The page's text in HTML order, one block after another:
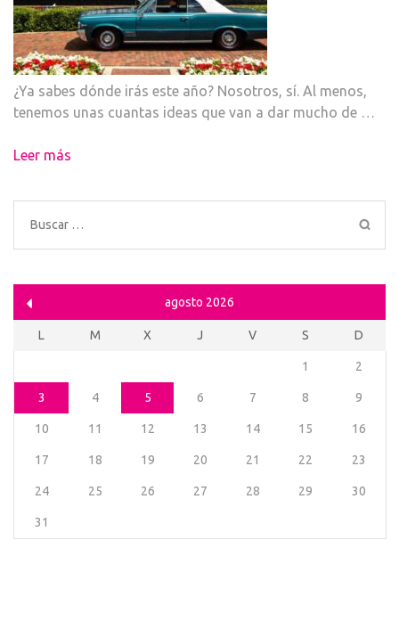
¿Ya sabes dónde irás este año? Nosotros, sí. Al menos,
tenemos unas cuantas ideas que van a dar mucho de …
Leer más
Buscar:
agosto 2026
L M X J V S D
1 2
3 4 5 6 7 8 9
10 11 12 13 14 15 16
17 18 19 20 21 22 23
24 25 26 27 28 29 30
31